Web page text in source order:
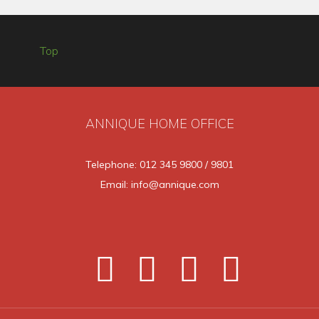
Top
ANNIQUE HOME OFFICE
Telephone: 012 345 9800 / 9801
Email: info@annique.com